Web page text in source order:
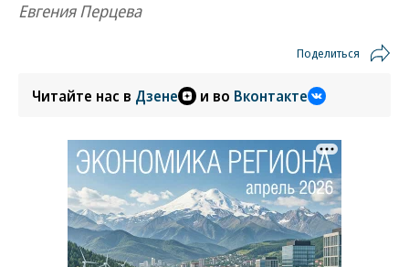
Евгения Перцева
Поделиться
Читайте нас в Дзене и во Вконтакте